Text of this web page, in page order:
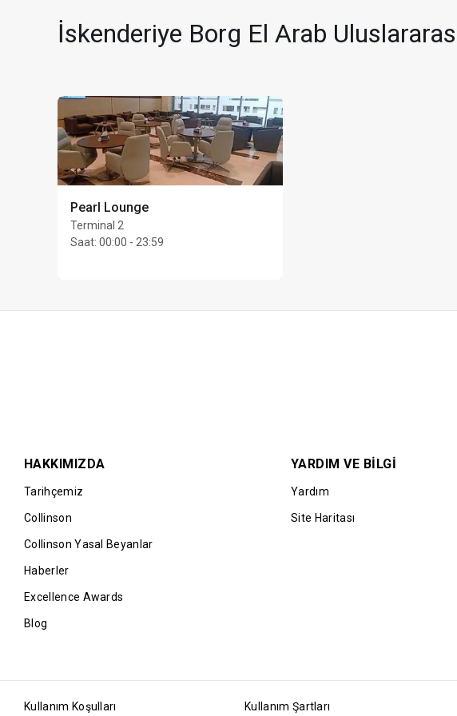
İskenderiye Borg El Arab
Pearl Lounge
Terminal 2
Saat: 00:00 - 23:59
HAKKIMIZDA
Tarihçemiz
Collinson
Collinson Yasal Beyanlar
Haberler
Excellence Awards
Blog
YARDIM VE BILGI
Yardım
Site Haritası
Kullanım Koşulları Kullanım Şartları